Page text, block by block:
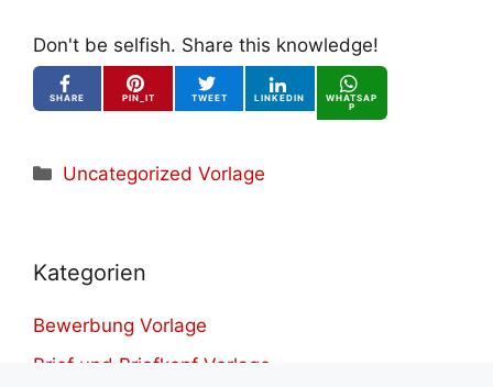
Don't be selfish. Share this knowledge!
SHARE PIN_IT TWEET LINKEDIN
WHATSAP
P
Kategorien
Uncategorized Vorlage
Kategorien
Bewerbung Vorlage
Brief und Briefkopf Vorlage